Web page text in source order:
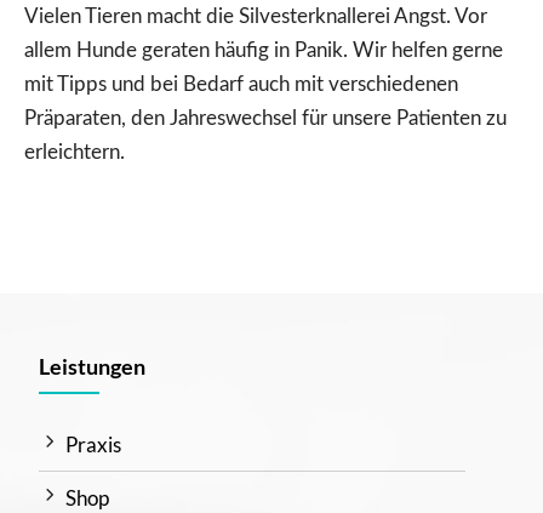
Vielen Tieren macht die Silvesterknallerei Angst. Vor
allem Hunde geraten häufig in Panik. Wir helfen gerne
mit Tipps und bei Bedarf auch mit verschiedenen
Präparaten, den Jahreswechsel für unsere Patienten zu
erleichtern.
Leistungen
Praxis
Shop